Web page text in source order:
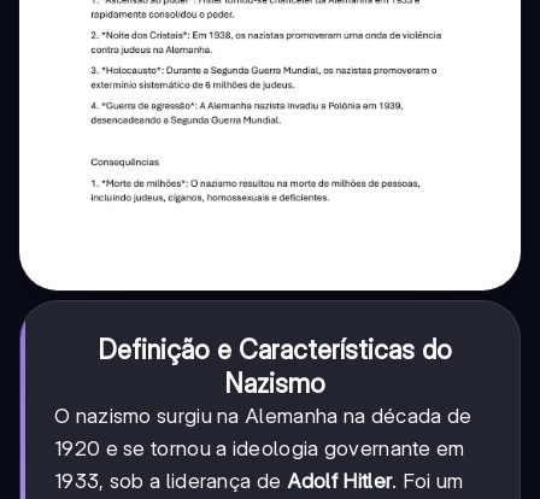
Definição e Características do
Nazismo
O nazismo surgiu na Alemanha na década de
1920 e se tornou a ideologia governante em
1933, sob a liderança de Adolf Hitler. Foi um